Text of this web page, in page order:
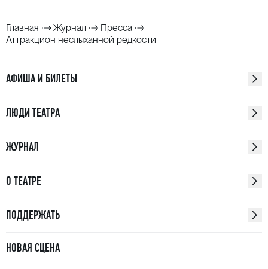
Главная Журнал
Пресса
Аттракцион неслыханной редкости
АФИША И БИЛЕТЫ
ЛЮДИ ТЕАТРА
ЖУРНАЛ
О ТЕАТРЕ
ПОДДЕРЖАТЬ
НОВАЯ СЦЕНА